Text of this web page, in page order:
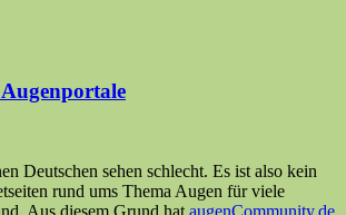
Augenportale
Deutschen sehen schlecht. Es ist also kein
rund ums Thema Augen für viele